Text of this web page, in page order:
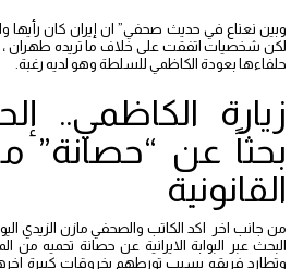
وبين نعناع في حديث صحفي” ان إيران كان رأيها
لكن شخصيات اتفقت على خلاف ما تريده طهران ،
حلفاءها بعودة الكاظمي للسلطة وهو لديه رغبة.
زيارة الكاظمي..
بحثاً عن “حصانة”
القانونية
من جانب اخر اكد الكاتب والصحفي مازن الزيدي
البحث عبر البوابة الايرانية عن حصانة تحميه من
وتطارد فريقه بسبب تورطهم بخروقات كبيرة